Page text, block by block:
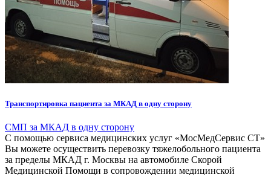
Транспортировка пациента за МКАД в одну сторону
СМП за МКАД в одну сторону
С помощью сервиса медицинских услуг «МосМедСервис СТ»
Вы можете осуществить перевозку тяжелобольного пациента
за пределы МКАД г. Москвы на автомобиле Скорой
Медицинской Помощи в сопровождении медицинской